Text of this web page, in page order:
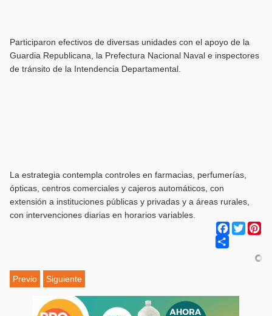
Participaron efectivos de diversas unidades con el apoyo de la
Guardia Republicana, la Prefectura Nacional Naval e inspectores
de tránsito de la Intendencia Departamental.
La estrategia contempla controles en farmacias, perfumerías,
ópticas, centros comerciales y cajeros automáticos, con
extensión a instituciones públicas y privadas y a áreas rurales,
con intervenciones diarias en horarios variables.
Facebook
Twitter
Previo Siguiente